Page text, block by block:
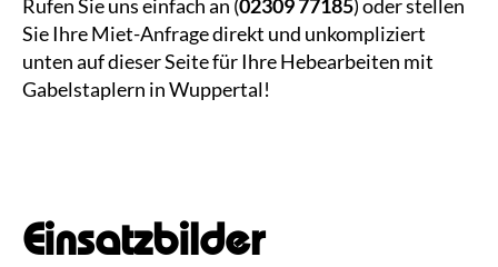
Kontakt
Rufen Sie uns einfach an (02309 77185) oder stellen
Sie Ihre Miet-Anfrage direkt und unkompliziert
unten auf dieser Seite für Ihre Hebearbeiten mit
Gabelstaplern in Wuppertal!
Einsatzbilder